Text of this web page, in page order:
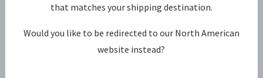
that matches your shipping destination.
Would you like to be redirected to our North American
website instead?